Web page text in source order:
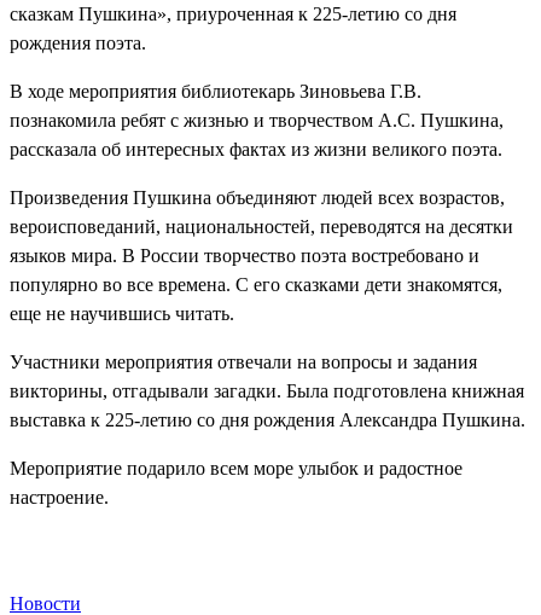
сказкам Пушкина», приуроченная к 225-летию со дня
рождения поэта.
В ходе мероприятия библиотекарь Зиновьева Г.В.
познакомила ребят с жизнью и творчеством А.С. Пушкина,
рассказала об интересных фактах из жизни великого поэта.
Произведения Пушкина объединяют людей всех возрастов,
вероисповеданий, национальностей, переводятся на десятки
языков мира. В России творчество поэта востребовано и
популярно во все времена. С его сказками дети знакомятся,
еще не научившись читать.
Участники мероприятия отвечали на вопросы и задания
викторины, отгадывали загадки. Была подготовлена книжная
выставка к 225-летию со дня рождения Александра Пушкина.
Мероприятие подарило всем море улыбок и радостное
настроение.
Новости